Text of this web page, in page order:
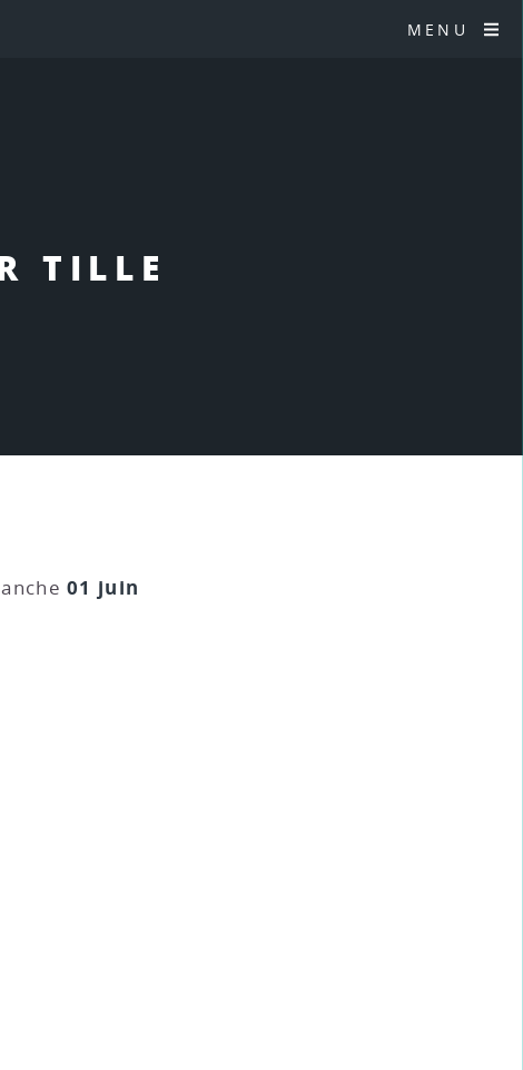
MENU
TILLE
01 juin